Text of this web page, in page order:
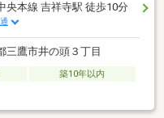
央本線 吉祥寺駅 徒歩10分
三鷹市井の頭３丁目
築10年以内